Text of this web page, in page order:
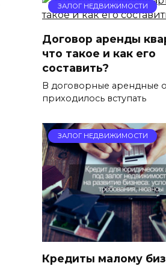
ЗАЛОГ НЕДВИЖИМОСТИ
Договор аренды
что такое и как его
составить?
В договорные арендные
приходилось вступать
ЗАЛОГ НЕДВИЖИМОСТИ
Кредиты малому